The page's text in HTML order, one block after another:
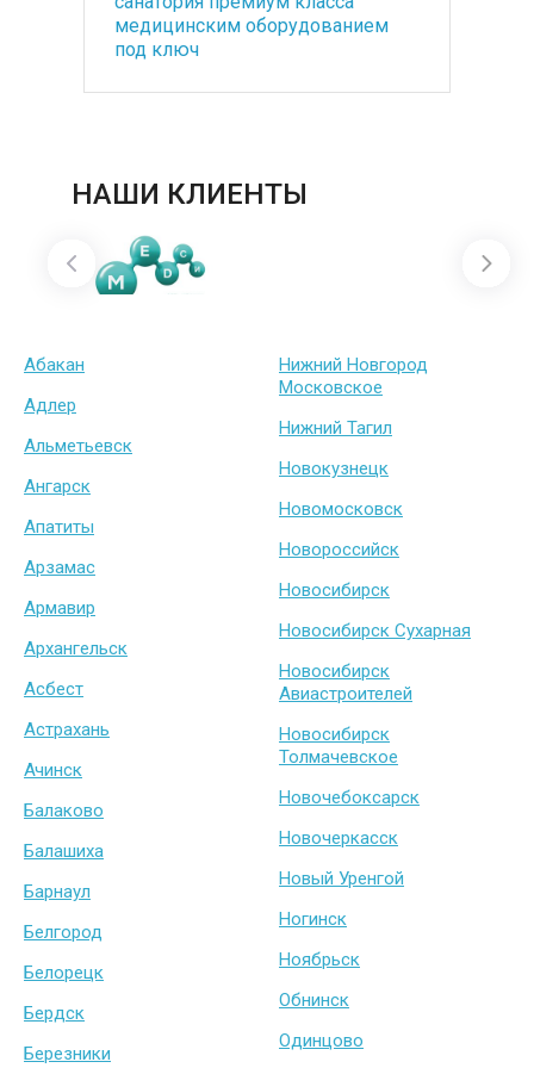
медицинским оборудованием
под ключ
НАШИ КЛИЕНТЫ
Абакан
Адлер
Альметьевск
Ангарск
Апатиты
Арзамас
Армавир
Архангельск
Асбест
Астрахань
Ачинск
Балаково
Балашиха
Барнаул
Белгород
Белорецк
Бердск
Березники
Нижний Новгород
Московское
Нижний Тагил
Новокузнецк
Новомосковск
Новороссийск
Новосибирск
Новосибирск Сухарная
Новосибирск
Авиастроителей
Новосибирск
Толмачевское
Новочебоксарск
Новочеркасск
Новый Уренгой
Ногинск
Ноябрьск
Обнинск
Одинцово